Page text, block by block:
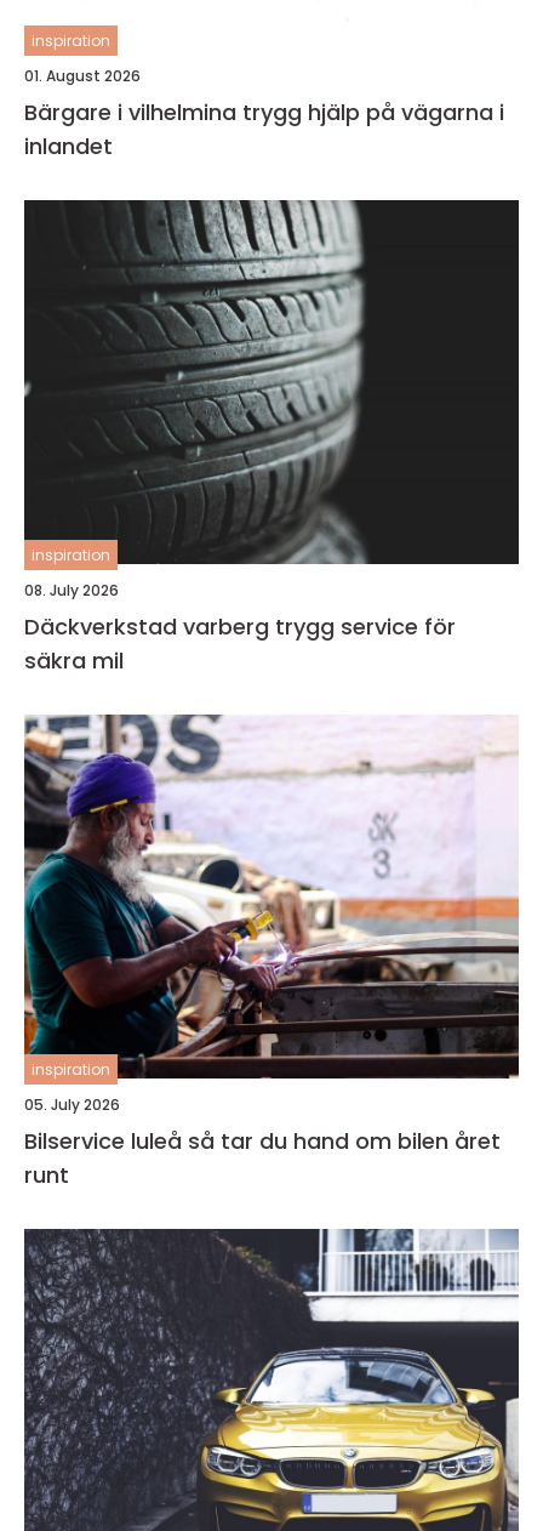
inspiration
01. August 2026
Bärgare i vilhelmina trygg hjälp på vägarna i
inlandet
inspiration
08. July 2026
Däckverkstad varberg trygg service för
säkra mil
inspiration
05. July 2026
Bilservice luleå så tar du hand om bilen året
runt